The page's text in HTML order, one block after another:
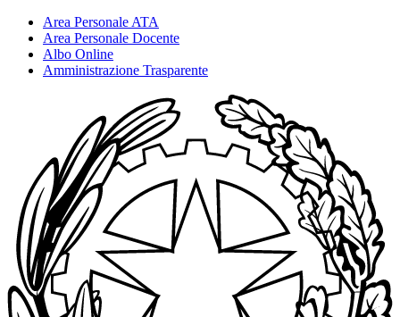
Area Personale ATA
Area Personale Docente
Albo Online
Amministrazione Trasparente